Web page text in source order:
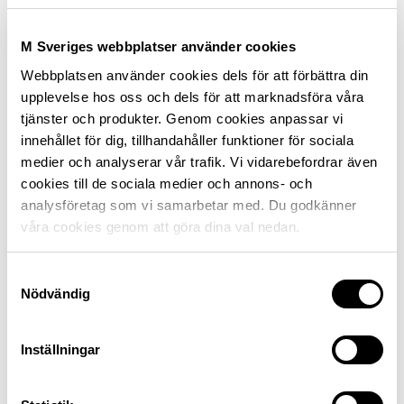
M Sveriges webbplatser använder cookies
Webbplatsen använder cookies dels för att förbättra din
upplevelse hos oss och dels för att marknadsföra våra
tjänster och produkter. Genom cookies anpassar vi
innehållet för dig, tillhandahåller funktioner för sociala
medier och analyserar vår trafik. Vi vidarebefordrar även
cookies till de sociala medier och annons- och
analysföretag som vi samarbetar med. Du godkänner
våra cookies genom att göra dina val nedan.
Nödvändig
Inställningar
Vad kostar din bil?
Med M Sveriges bilkostnadskalkyl räknar du ut vad
bilen kostar.
3. Spara annonsen
Annonsen blir alltid en del av bilens avtal, så spara en
försökt reservera sig för felskrivningar eller försöker
sälja på dig en extra garantiförsäkring? Det är en